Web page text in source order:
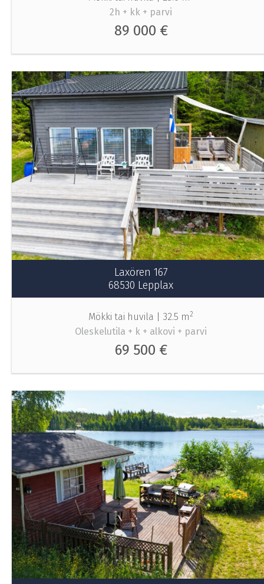
2h + kk + parvi
89 000 €
Laxören 167
68530 Lepplax
Mökki tai huvila | 32.5 m2
Oleskelutila + k + alkovi + parvi
69 500 €